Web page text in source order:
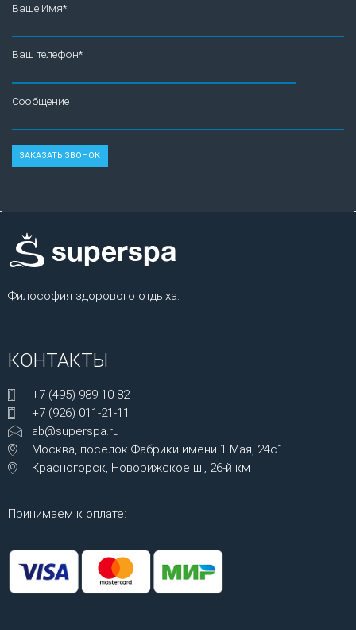
Ваше Имя*
Ваш телефон*
Сообщение
Философия здорового отдыха.
КОНТАКТЫ
+7 (495) 989-10-82
+7 (926) 011-21-11
ab@superspa.ru
Москва, посёлок Фабрики имени 1 Мая, 24с1
Красногорск, Новорижское ш., 26-й км
Принимаем к оплате: